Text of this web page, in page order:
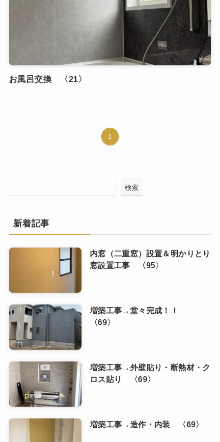
お風呂交換 〈21〉
1
検索
新着記事
内窓（二重窓）設置＆明かりとり
窓設置工事 〈95〉
増築工事→堂々完成！！
〈69〉
増築工事→外壁貼り・断熱材・ク
ロス貼り 〈69〉
増築工事→造作・内装 〈69〉